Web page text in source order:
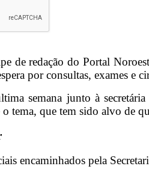
de redação do Portal
por consultas, exames e
semana junto à
tema, que tem sido alvo de
encaminhados pela